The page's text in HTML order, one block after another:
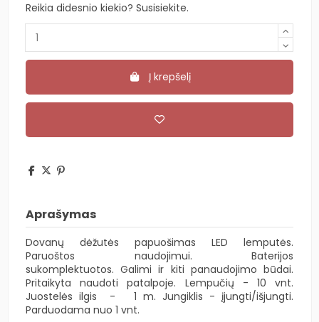
Reikia didesnio kiekio? Susisiekite.
Į krepšelį
Aprašymas
Dovanų dėžutės papuošimas LED lemputės.
Paruoštos naudojimui. Baterijos
sukomplektuotos. Galimi ir kiti panaudojimo būdai.
Pritaikyta naudoti patalpoje. Lempučių - 10 vnt.
Juostelės ilgis - 1 m. Jungiklis - įjungti/išjungti.
Parduodama nuo 1 vnt.